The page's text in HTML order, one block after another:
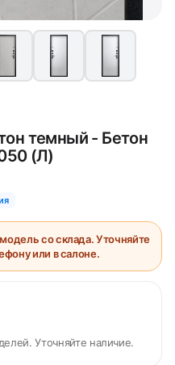
темный - Бетон
(Л)
со склада. Уточняйте
или в салоне.
Уточняйте наличие.